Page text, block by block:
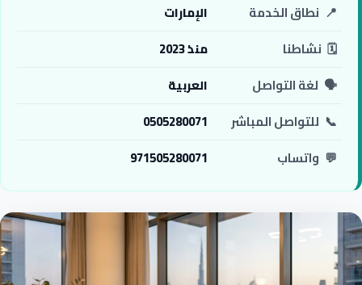
📍 نطاق الخدمة
الإمارات
🗓️ نشاطنا
منذ 2023
🗣️ لغة التواصل
العربية
📞 للتواصل المباشر
0505280071
💬 واتساب 971505280071